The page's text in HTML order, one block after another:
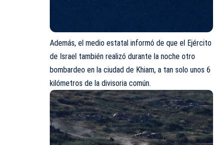
Además, el medio estatal informó de que el Ejército
de Israel también realizó durante la noche otro
bombardeo en la ciudad de Khiam, a tan solo unos 6
kilómetros de la divisoria común.